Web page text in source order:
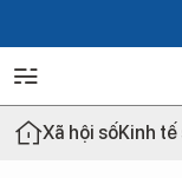
Xã hội sốKinh tế